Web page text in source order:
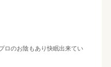
ロのお陰もあり快眠出来てい